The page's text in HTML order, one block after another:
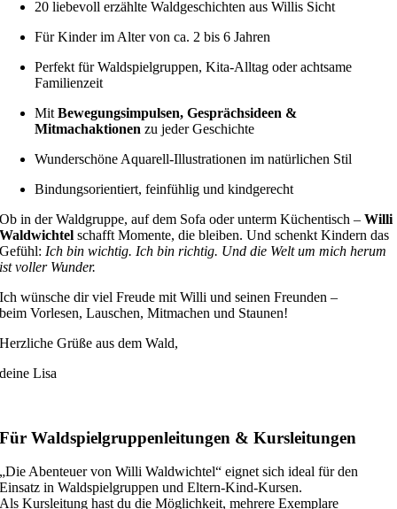
20 liebevoll erzählte Waldgeschichten aus Willis Sicht
Für Kinder im Alter von ca. 2 bis 6 Jahren
Perfekt für Waldspielgruppen, Kita-Alltag oder achtsame
Familienzeit
MitBewegungsimpulsen, Gesprächsideen &
Mitmachaktionen zu jeder Geschichte
Wunderschöne Aquarell-Illustrationen im natürlichen Stil
Bindungsorientiert, feinfühlig und kindgerecht
Ob in der Waldgruppe, auf dem Sofa oder unterm Küchentisch –Willi
Waldwichtel schafft Momente, die bleiben. Und schenkt Kindern das
Gefühl: Ich bin wichtig. Ich bin richtig. Und die Welt um mich herum
ist voller Wunder.
Ich wünsche dir viel Freude mit Willi und seinen Freunden –
beim Vorlesen, Lauschen, Mitmachen und Staunen!
Herzliche Grüße aus dem Wald,
deine Lisa
Für Waldspielgruppenleitungen & Kursleitungen
„Die Abenteuer von Willi Waldwichtel“ eignet sich ideal für den
Einsatz in Waldspielgruppen und Eltern-Kind-Kursen.
Als Kursleitung hast du die Möglichkeit, mehrere Exemplare